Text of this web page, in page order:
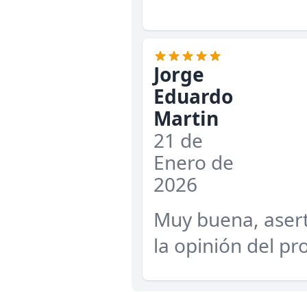
Jorge
Eduardo
Martin
21 de
Enero de
2026
Muy buena,
la opinión del